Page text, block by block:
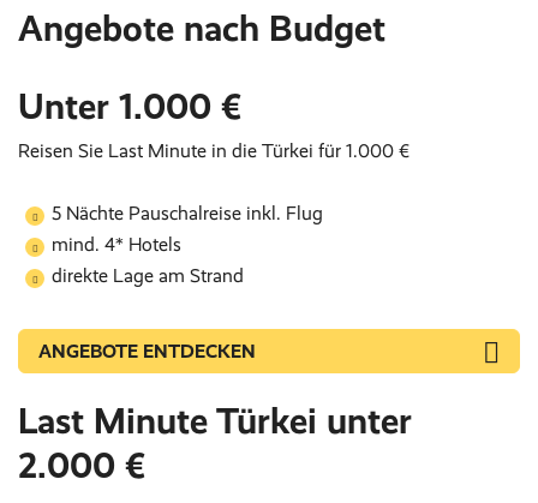
Angebote nach Budget
Unter 1.000 €
Reisen Sie Last Minute in die Türkei für 1.000 €
5 Nächte Pauschalreise inkl. Flug
mind. 4* Hotels
direkte Lage am Strand
ANGEBOTE ENTDECKEN
Last Minute Türkei unter
2.000 €